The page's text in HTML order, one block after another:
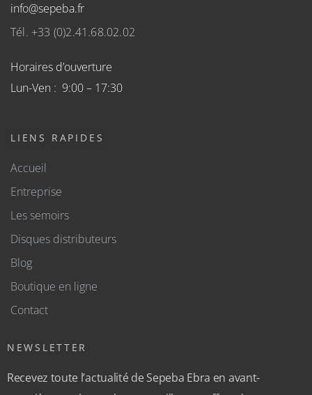
info@sepeba.fr
Tél. +33 (0)2.41.68.02.02
Horaires d’ouverture
Lun-Ven : 9:00 – 17:30
LIENS RAPIDES
Accueil
Entreprise
Les semoirs
Disques distributeurs
Blog
Boutique en ligne
Contact
NEWSLETTER
Recevez toute l’actualité de Sepeba Ebra en avant-